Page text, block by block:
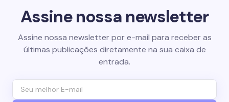
Assine nossa newsletter
Assine nossa newsletter por e-mail para receber as
últimas publicações diretamente na sua caixa de
entrada.